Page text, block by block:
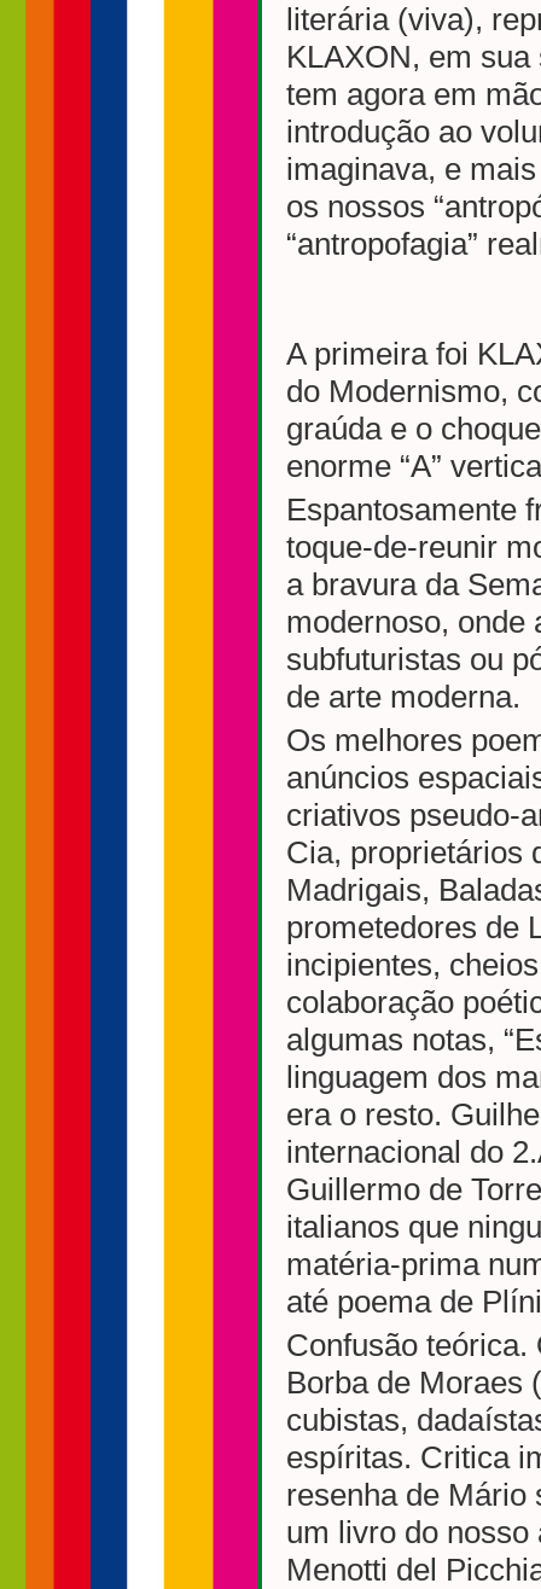
literária (viva),
KLAXON, em
tem agora em
introdução ao
imaginava, e
os nossos
“antropofagia”
A primeira foi
do Modernismo,
graúda e o
enorme “A”
Espantosamente
toque-de-reunir
a bravura da
modernoso, onde
subfuturistas ou
de arte moderna.
Os melhores
anúncios
criativos pseudo-
Cia, proprietários
Madrigais,
prometedores de
incipientes,
colaboração
algumas notas,
linguagem dos
era o resto.
internacional do
Guillermo de
italianos que
matéria-prima
até poema de
Confusão teórica.
Borba de Moraes
cubistas,
espíritas. Critica
resenha de Mário
um livro do
Menotti del